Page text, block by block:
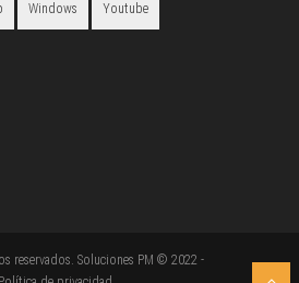
Windows Youtube
reservados. Soluciones PM © 2022 -